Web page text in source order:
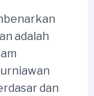
adalah
dan